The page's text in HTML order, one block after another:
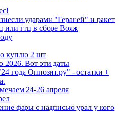
ударами "Гераней" и ракет
или гтц в сборе Вояж
куплю 2 шт
2026. Вот эти даты
года Оппозит.ру" - остатки +
24-26 апреля
фары с надписью урал у кого